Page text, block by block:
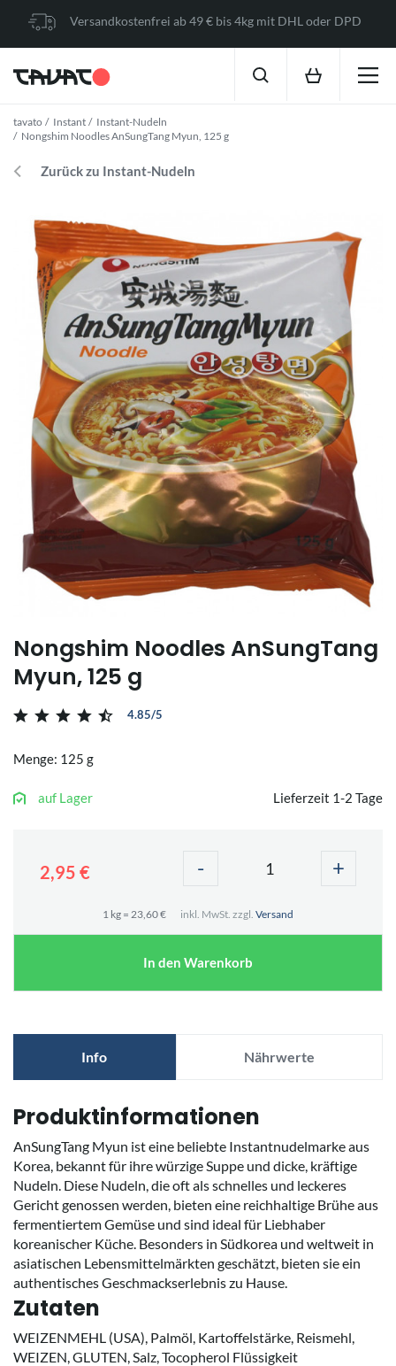
Versandkostenfrei ab 49 € bis 4kg mit DHL oder DPD
tavato Instant
Instant-Nudeln
Nongshim Noodles AnSungTang Myun, 125 g
Zurück zu Instant-Nudeln
Nongshim Noodles AnSungTang
Myun, 125 g
4.85/5
Menge: 125 g
auf Lager Lieferzeit 1-2 Tage
2,95 € - +
1 kg = 23,60 € inkl. MwSt. zzgl. Versand
In den Warenkorb
Info Nährwerte
Produktinformationen
AnSungTang Myun ist eine beliebte Instantnudelmarke aus
Korea, bekannt für ihre würzige Suppe und dicke, kräftige
Nudeln. Diese Nudeln, die oft als schnelles und leckeres
Gericht genossen werden, bieten eine reichhaltige Brühe aus
fermentiertem Gemüse und sind ideal für Liebhaber
koreanischer Küche. Besonders in Südkorea und weltweit in
asiatischen Lebensmittelmärkten geschätzt, bieten sie ein
authentisches Geschmackserlebnis zu Hause.
Zutaten
WEIZENMEHL (USA), Palmöl, Kartoffelstärke, Reismehl,
WEIZEN, GLUTEN, Salz, Tocopherol Flüssigkeit